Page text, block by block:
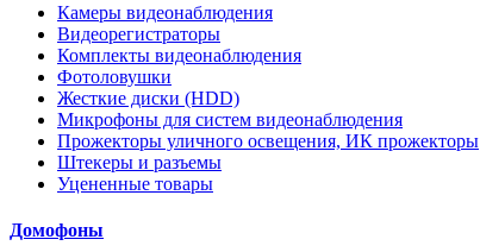
Камеры видеонаблюдения
Видеорегистраторы
Комплекты видеонаблюдения
Фотоловушки
Жесткие диски (HDD)
Микрофоны для систем видеонаблюдения
Прожекторы уличного освещения, ИК прожекторы
Штекеры и разъемы
Уцененные товары
Домофоны